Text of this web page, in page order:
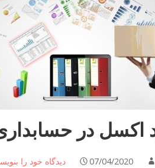
اکسل در
07/04/2020 دیدگاه خود را